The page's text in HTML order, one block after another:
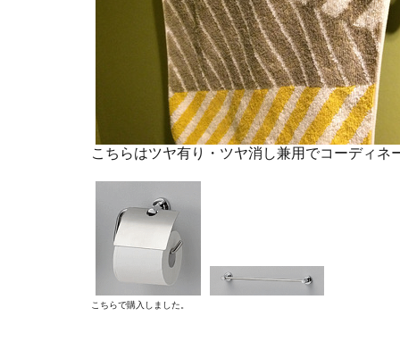
こちらはツヤ有り・ツヤ消し兼用でコーディネ
こちらで購入しました。